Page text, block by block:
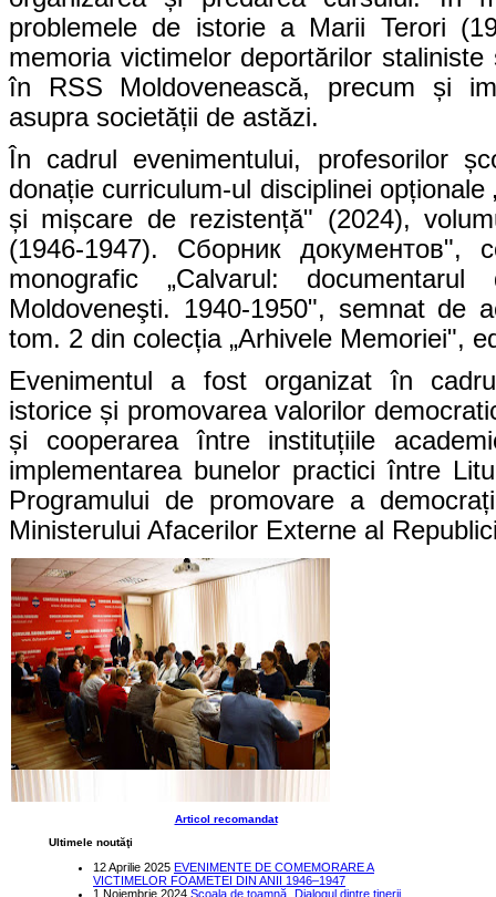
problemele de istorie a Marii Terori
memoria victimelor deportărilor
în RSS Moldovenească, precum și
asupra societății de astăzi.
În cadrul evenimentului, profesorilor
donație curriculum-ul disciplinei
și mișcare de rezistență" (2024),
(1946-1947). Сборник документов",
monografic „Calvarul:
Moldoveneşti. 1940-1950", semnat de
tom. 2 din colecția „Arhivele Memoriei",
Evenimentul a fost organizat în
istorice și promovarea valorilor
și cooperarea între instituțiile
implementarea bunelor practici între
Programului de promovare a
Ministerului Afacerilor Externe al
Articol recomandat
Ultimele noutăţi
12 Aprilie 2025 EVENIMENTE DE COMEMORARE A
VICTIMELOR FOAMETEI DIN ANII 1946–1947
1 Noiembrie 2024 Școala de toamnă „Dialogul dintre tinerii